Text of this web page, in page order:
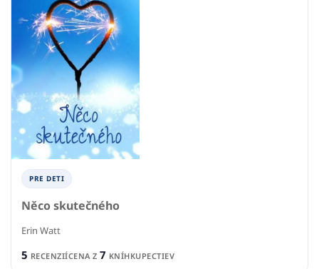
PRE DETI
Něco skutečného
Erin Watt
5 RECENZIÍCENA Z 7 KNÍHKUPECTIEV